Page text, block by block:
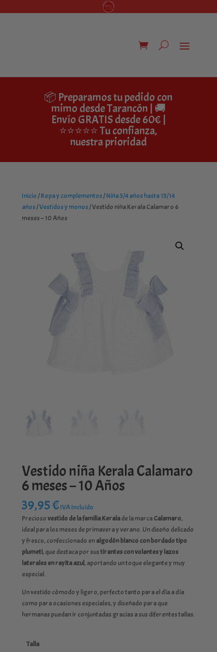
📦 Preparamos tu pedido con
mimo desde Tarancón | 🚚
Envío GRATIS desde 60€ |
⭐⭐⭐⭐⭐ Tu confianza,
nuestra prioridad
Inicio /Ropa y complementos/Niña 3/4 años hasta 13/14
años/Vestidos y monos/ Vestido niña Kerala Calamaro 6
meses – 10 Años
Vestido niña Kerala Calamaro
6 meses – 10 Años
39,95€IVA Incluído
Preciosovestido de la familia Keralade la marcaCalamaro,
ideal para los meses de primavera y verano. Un diseño delicado
y fresco, confeccionado enalgodón blanco con bordado tipo
plumeti, que destaca por sustirantes con volantes y lazos
laterales en rayita azul , aportando un toque elegante y muy
especial.
Un vestido cómodo y ligero, perfecto tanto para el día a día
como para ocasiones especiales, y diseñado para que
hermanas puedan ir conjuntadas gracias a sus diferentes tallas.
Talla